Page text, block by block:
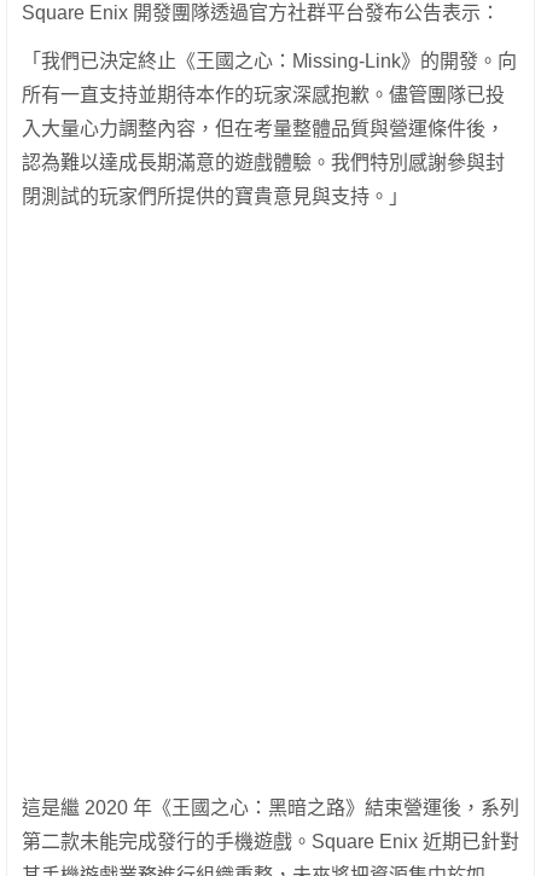
Square Enix 開發團隊透過官方社群平台發布公告表示：
「我們已決定終止《王國之心：Missing-Link》的開發。向
所有一直支持並期待本作的玩家深感抱歉。儘管團隊已投
入大量心力調整內容，但在考量整體品質與營運條件後，
認為難以達成長期滿意的遊戲體驗。我們特別感謝參與封
閉測試的玩家們所提供的寶貴意見與支持。」
這是繼 2020 年《王國之心：黑暗之路》結束營運後，系列
第二款未能完成發行的手機遊戲。Square Enix 近期已針對